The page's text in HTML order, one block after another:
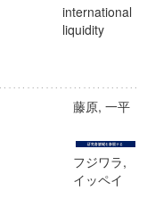
international
liquidity
藤原, 一平
フジワラ,
イッペイ